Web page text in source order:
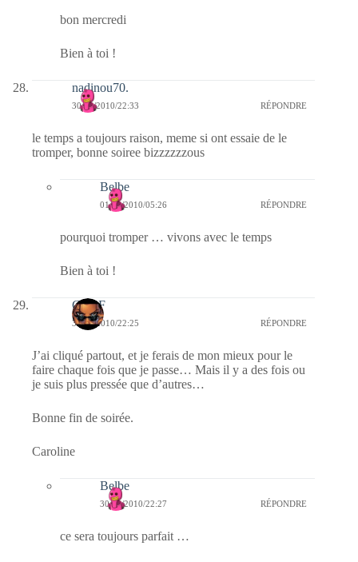
bon mercredi
Bien à toi !
nadinou70.
30/11/2010/22:33 RÉPONDRE
le temps a toujours raison, meme si ont essaie de le
tromper, bonne soiree bizzzzzzous
Belbe
01/12/2010/05:26 RÉPONDRE
pourquoi tromper … vivons avec le temps
Bien à toi !
CLDF
30/11/2010/22:25 RÉPONDRE
J’ai cliqué partout, et je ferais de mon mieux pour le
faire chaque fois que je passe… Mais il y a des fois ou
je suis plus pressée que d’autres…
Bonne fin de soirée.
Caroline
Belbe
30/11/2010/22:27 RÉPONDRE
ce sera toujours parfait …